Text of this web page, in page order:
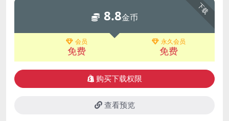
下载
8.8金币
会员
免费
永久会员
免费
购买下载权限
查看预览